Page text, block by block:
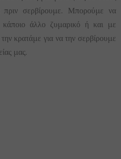
σερβίρουμε. Μπορούμε να
άλλο ζυμαρικό ή και με
κρατάμε για να την σερβίρουμε
μας.